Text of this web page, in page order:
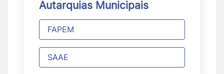
Autarquias Municipais
FAPEM
SAAE